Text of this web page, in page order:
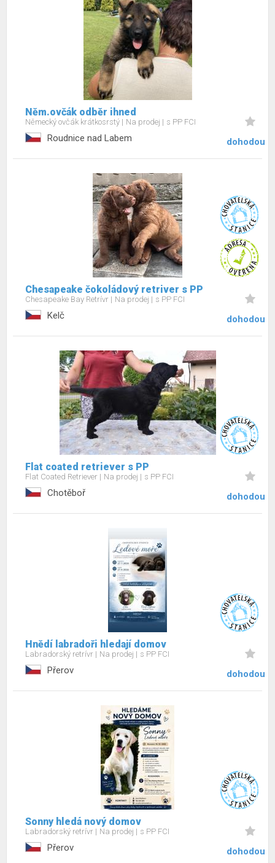
Něm.ovčák odběr ihned
Německý ovčák krátkosrstý Na prodej s PP FCI
Roudnice nad Labem dohodou
Chesapeake čokoládový retriver s PP
Chesapeake Bay Retrívr Na prodej s PP FCI
Kelč dohodou
Flat coated retriever s PP
Flat Coated Retriever Na prodej s PP FCI
Chotěboř dohodou
Hnědí labradoři hledají domov
Labradorský retrívr Na prodej s PP FCI
Přerov dohodou
Sonny hledá nový domov
Labradorský retrívr Na prodej s PP FCI
Přerov dohodou